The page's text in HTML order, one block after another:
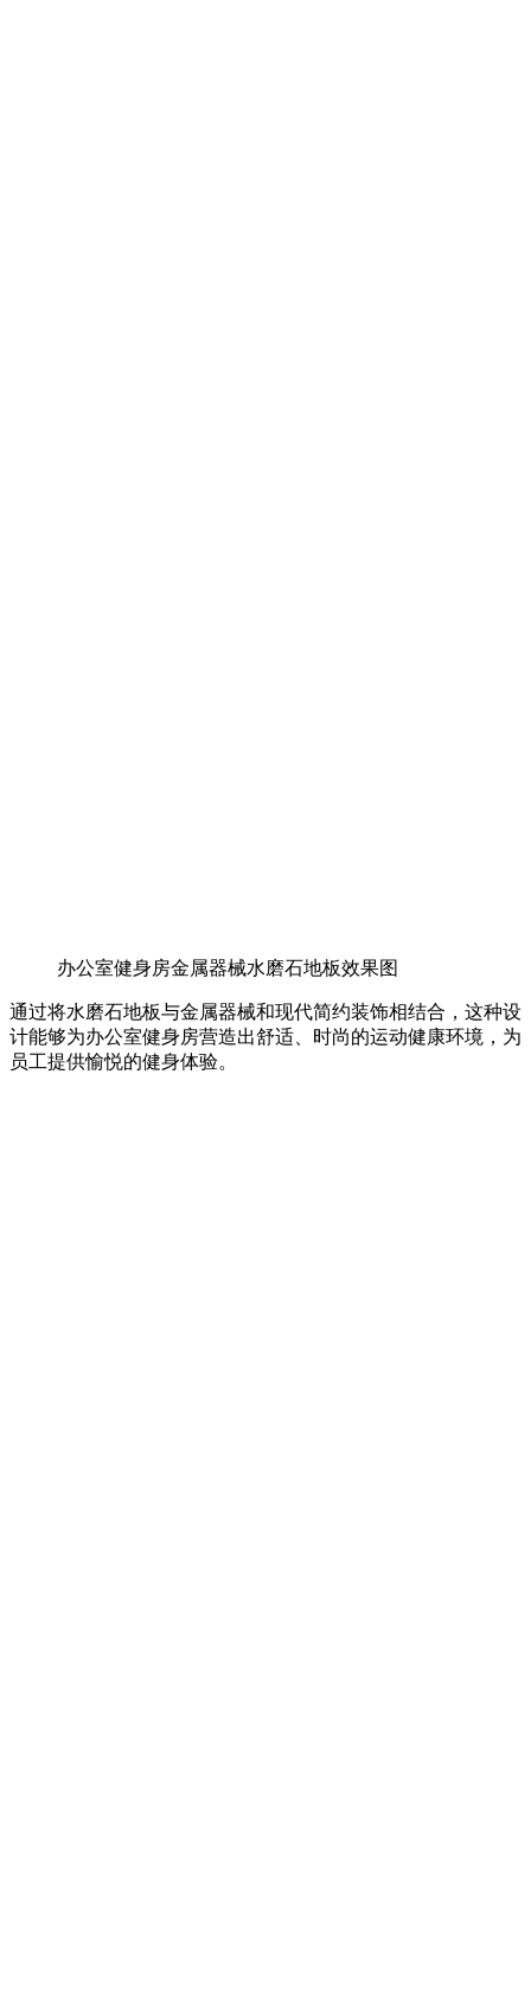
办公室健身房金属器械水磨石地板效果图
通过将水磨石地板与金属器械和现代简约装饰相结合，这种设
计能够为办公室健身房营造出舒适、时尚的运动健康环境，为
员工提供愉悦的健身体验。